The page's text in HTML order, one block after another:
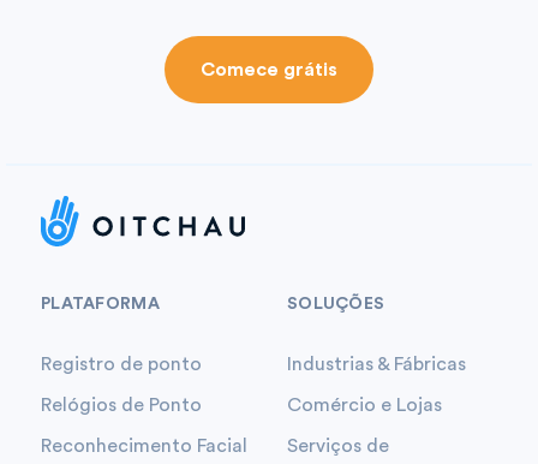
Comece grátis
PLATAFORMA
Registro de ponto
Relógios de Ponto
Reconhecimento Facial
SOLUÇÕES
Industrias & Fábricas
Comércio e Lojas
Serviços de